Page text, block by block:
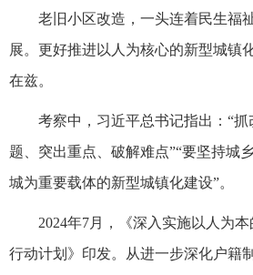
老旧小区改造，一头连着民生福
展。更好推进以人为核心的新型城镇
在兹。
考察中，习近平总书记指出：“
题、突出重点、破解难点”“要坚持城
城为重要载体的新型城镇化建设”。
2024年7月，《深入实施以人为
行动计划》印发。从进一步深化户籍